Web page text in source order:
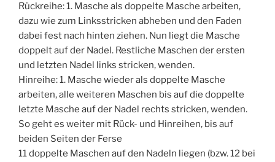
Rückreihe: 1. Masche als doppelte Masche arbeiten,
dazu wie zum Linksstricken abheben und den Faden
dabei fest nach hinten ziehen. Nun liegt die Masche
doppelt auf der Nadel. Restliche Maschen der ersten
und letzten Nadel links stricken, wenden.
Hinreihe: 1. Masche wieder als doppelte Masche
arbeiten, alle weiteren Maschen bis auf die doppelte
letzte Masche auf der Nadel rechts stricken, wenden.
So geht es weiter mit Rück- und Hinreihen, bis auf
beiden Seiten der Ferse
11 doppelte Maschen auf den Nadeln liegen (bzw. 12 bei